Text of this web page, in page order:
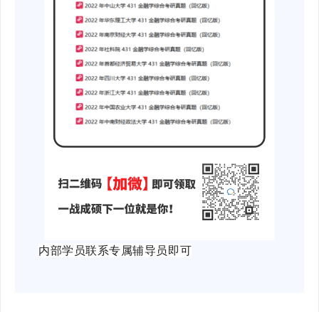
内部学员联系专属辅导员即可